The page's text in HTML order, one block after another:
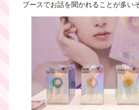
ブースでお話を聞かれることが多い